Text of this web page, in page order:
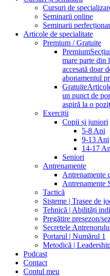
Cursuri de
Seminarii online
Seminarii
Articole de specialitate
Premium / Gratuite
Premium
mare parte din
accesată doar
abonamentul
Gratuite
un punct de
aspiră la o
Exerciții
Copii și juniori
5-8 Ani
9-13 Ani
14-17
Seniori
Antrenamente
Antrenamente
Antrenamente
Tactică
Sisteme | Trasee de
Tehnică | Abilități
Pregătire presezon/
Secretele
Portarul | Numărul 1
Metodică |
Podcast
Contact
Contul meu